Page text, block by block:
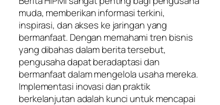
muda, memberikan informasi terkini,
inspirasi, dan akses ke jaringan yang
bermanfaat. Dengan memahami tren bisnis
yang dibahas dalam berita tersebut,
pengusaha dapat beradaptasi dan
bermanfaat dalam mengelola usaha mereka.
Implementasi inovasi dan praktik
berkelanjutan adalah kunci untuk mencapai